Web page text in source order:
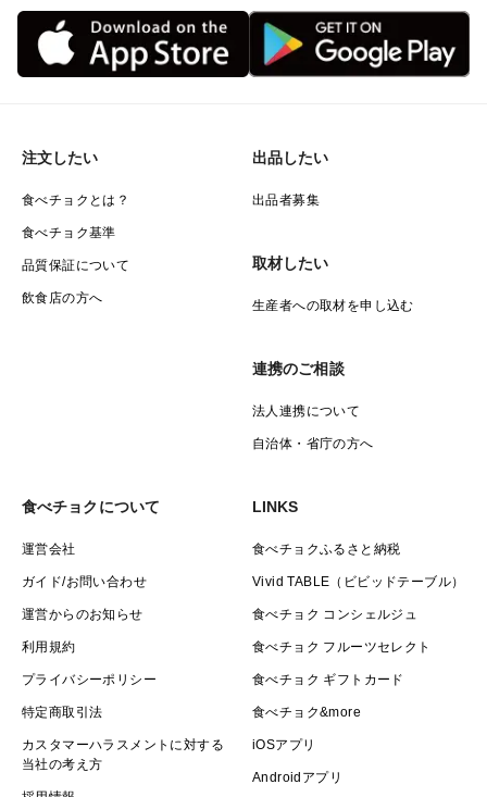
注文したい
食べチョクとは？
食べチョク基準
品質保証について
飲食店の方へ
出品したい
出品者募集
取材したい
生産者への取材を申し込む
連携のご相談
法人連携について
自治体・省庁の方へ
食べチョクについて
運営会社
ガイド/お問い合わせ
運営からのお知らせ
利用規約
プライバシーポリシー
特定商取引法
カスタマーハラスメントに対する
当社の考え方
LINKS
食べチョクふるさと納税
Vivid TABLE（ビビッドテーブル）
食べチョク コンシェルジュ
食べチョク フルーツセレクト
食べチョク ギフトカード
食べチョク&more
iOSアプリ
Androidアプリ